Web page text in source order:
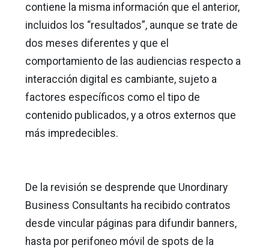
contiene la misma información que el anterior,
incluidos los “resultados”, aunque se trate de
dos meses diferentes y que el
comportamiento de las audiencias respecto a
interacción digital es cambiante, sujeto a
factores específicos como el tipo de
contenido publicados, y a otros externos que
más impredecibles.
De la revisión se desprende que Unordinary
Business Consultants ha recibido contratos
desde vincular páginas para difundir banners,
hasta por perifoneo móvil de spots de la